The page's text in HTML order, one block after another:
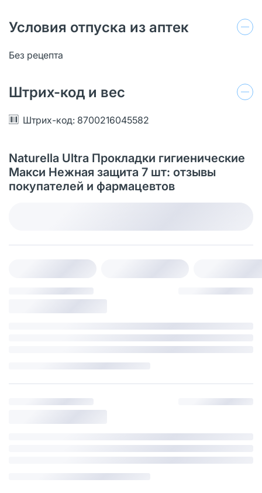
Условия отпуска из аптек
Без рецепта
Штрих-код и вес
Штрих-код: 8700216045582
Naturella Ultra Прокладки гигиенические
Макси Нежная защита 7 шт: отзывы
покупателей и фармацевтов